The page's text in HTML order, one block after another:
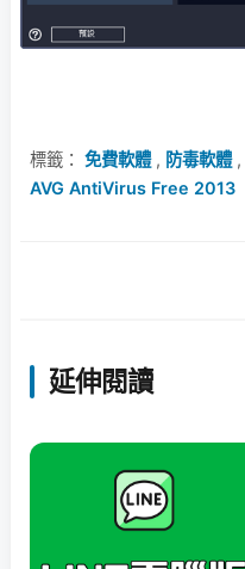
標籤： 免費軟體, 防毒軟體,
AVG AntiVirus Free 2013
延伸閱讀